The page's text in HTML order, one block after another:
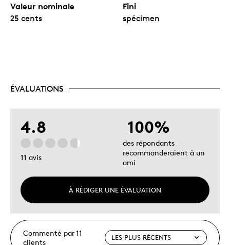
Valeur nominale
25 cents
Fini
spécimen
ÉVALUATIONS
4.8
11 avis
À RÉDIGER UNE ÉVALUATION
100%
des répondants
recommanderaient à un
ami
Commenté par 11
clients